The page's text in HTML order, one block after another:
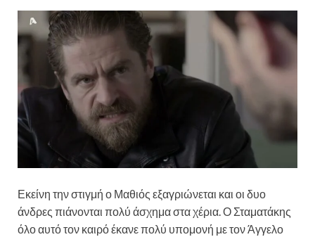
Εκείνη την στιγμή ο Μαθιός εξαγριώνεται και οι δυο
άνδρες πιάνονται πολύ άσχημα στα χέρια. Ο Σταματάκης
όλο αυτό τον καιρό έκανε πολύ υπομονή με τον Άγγελο